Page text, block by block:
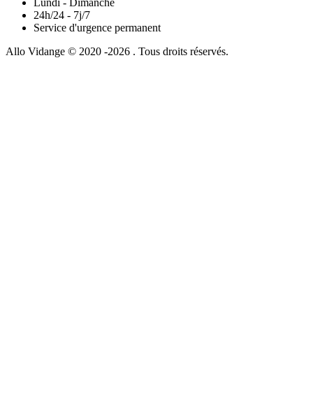
24h/24 - 7j/7
Service d'urgence permanent
Allo Vidange © 2020 -2026 . Tous droits réservés.